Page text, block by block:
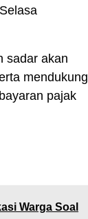
sadar akan
mendukung
pajak
Warga Soal